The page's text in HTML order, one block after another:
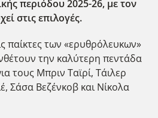
περιόδου 2025-26, με τον
στις επιλογές.
παίκτες των «ερυθρόλευκων»
την καλύτερη πεντάδα
τους Μπριν Ταϊρί, Τάιλερ
Σάσα Βεζένκοβ και Νίκολα